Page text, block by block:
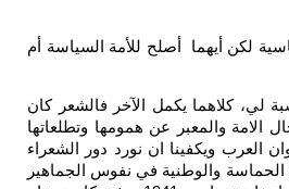
لكن أيهما أصلح للأمة السياسة أم
لي، كلاهما يكمل الآخر فالشعر كان
الامة والمعبر عن همومها وتطلعاتها
العرب ويكفينا ان نورد دور الشعراء
الحماسة والوطنية في نفوس الجماهير